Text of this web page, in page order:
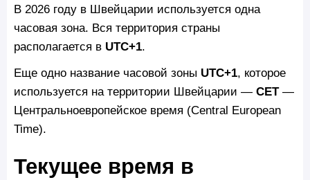
В 2026 году в Швейцарии используется одна
часовая зона. Вся территория страны
располагается в UTC+1.
Еще одно название часовой зоны UTC+1, которое
используется на территории Швейцарии — CET—
Центральноевропейское время (Central European
Time).
Текущее время в